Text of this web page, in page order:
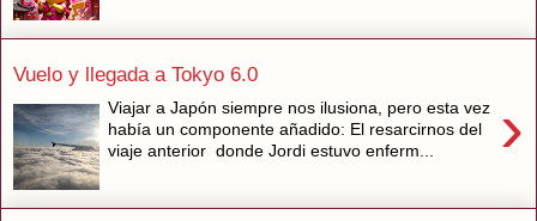
Vuelo y llegada a Tokyo 6.0
›
Viajar a Japón siempre nos ilusiona, pero esta vez
había un componente añadido: El resarcirnos del
viaje anterior donde Jordi estuvo enferm...